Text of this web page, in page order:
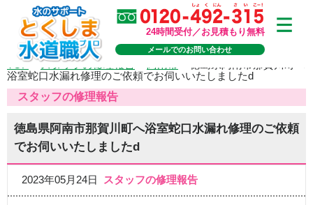
24時間受付／お見積もり無料
メールでのお問い合わせ
TOP>スタッフの修理報告
浴室蛇口水漏れ修理のご依頼でお伺いいたしましたd
スタッフの修理報告
徳島県阿南市那賀川町へ浴室蛇口水漏れ修理のご依頼
でお伺いいたしましたd
2023年05月24日 スタッフの修理報告